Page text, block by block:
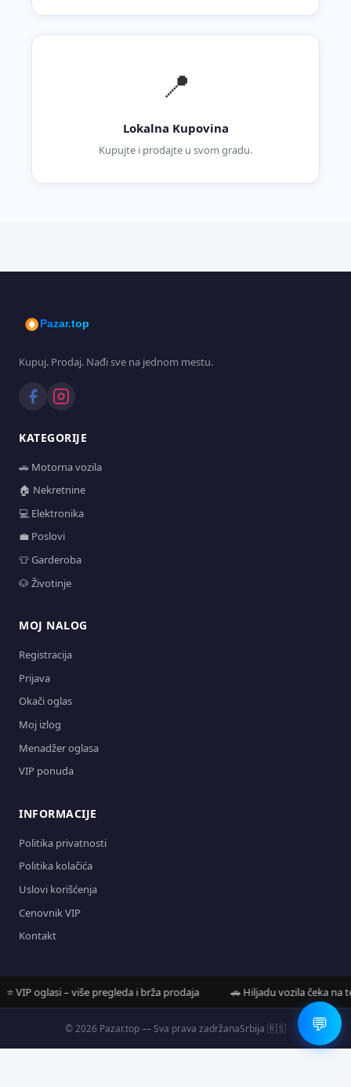
📍
Lokalna Kupovina
Kupujte i prodajte u svom gradu.
Pazar.top
Kupuj. Prodaj. Nađi sve na jednom mestu.
KATEGORIJE
🚗 Motorna vozila
🏠 Nekretnine
💻 Elektronika
💼 Poslovi
👕 Garderoba
🐶 Životinje
MOJ NALOG
Registracija
Prijava
Okači oglas
Moj izlog
Menadžer oglasa
VIP ponuda
INFORMACIJE
Politika privatnosti
Politika kolačića
Uslovi korišćenja
Cenovnik VIP
Kontakt
oglasi – više pregleda i brža prodaja 🚗 Hiljadu vozila čeka na tebe
© 2026 Pazar.top — Sva prava zadržanaSrbija 🇷🇸 💬